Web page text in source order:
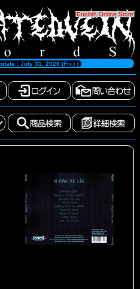
[English Online Store]
: July 31, 2026 (Fri.) ]